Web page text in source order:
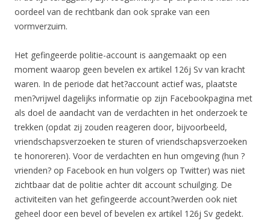
oordeel van de rechtbank dan ook sprake van een
vormverzuim.
Het gefingeerde politie-account is aangemaakt op een
moment waarop geen bevelen ex artikel 126j Sv van kracht
waren. In de periode dat het?account actief was, plaatste
men?vrijwel dagelijks informatie op zijn Facebookpagina met
als doel de aandacht van de verdachten in het onderzoek te
trekken (opdat zij zouden reageren door, bijvoorbeeld,
vriendschapsverzoeken te sturen of vriendschapsverzoeken
te honoreren). Voor de verdachten en hun omgeving (hun ?
vrienden? op Facebook en hun volgers op Twitter) was niet
zichtbaar dat de politie achter dit account schuilging. De
activiteiten van het gefingeerde account?werden ook niet
geheel door een bevel of bevelen ex artikel 126j Sv gedekt.